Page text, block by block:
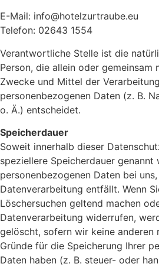
E-Mail: info@hotelzurtraube.eu
Telefon: 02643 1554
Verantwortliche Stelle ist die
Person, die allein oder gemeinsam
Zwecke und Mittel der
personenbezogenen Daten (z. B.
o. Ä.) entscheidet.
Speicherdauer
Soweit innerhalb dieser
speziellere Speicherdauer genannt
personenbezogenen Daten bei
Datenverarbeitung entfällt. Wenn
Löschersuchen geltend machen
Datenverarbeitung widerrufen,
gelöscht, sofern wir keine anderen
Gründe für die Speicherung Ihrer
Daten haben (z. B. steuer- oder